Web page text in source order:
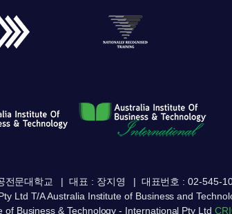
전문대학교 대표 : 장지영 대표번호 : 02-545-
Ltd T/A Australia Institute of Business and
of Business & Technology - International Pty Ltd